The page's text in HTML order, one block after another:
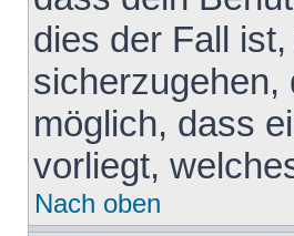
dies der Fall
sicherzugehen,
möglich, dass
vorliegt,
Nach oben